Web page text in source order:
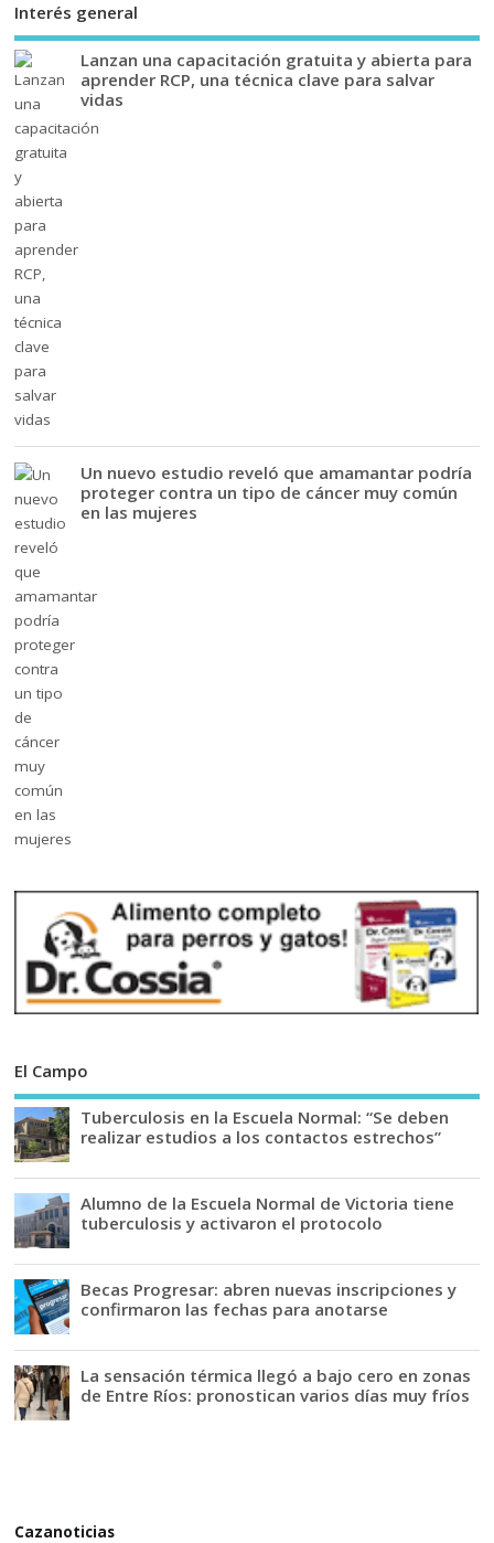
Interés general
Lanzan una capacitación gratuita y abierta para
aprender RCP, una técnica clave para salvar
vidas
Un nuevo estudio reveló que amamantar podría
proteger contra un tipo de cáncer muy común
en las mujeres
El Campo
Tuberculosis en la Escuela Normal: “Se deben
realizar estudios a los contactos estrechos”
Alumno de la Escuela Normal de Victoria tiene
tuberculosis y activaron el protocolo
Becas Progresar: abren nuevas inscripciones y
confirmaron las fechas para anotarse
La sensación térmica llegó a bajo cero en zonas
de Entre Ríos: pronostican varios días muy fríos
Cazanoticias